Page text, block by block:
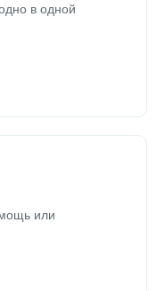
в одной
или